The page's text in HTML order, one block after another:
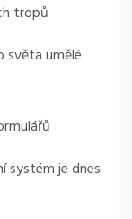
tropů
světa umělé
systém je dnes